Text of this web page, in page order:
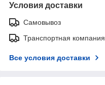
Условия доставки
Самовывоз
Транспортная компания
Все условия доставки